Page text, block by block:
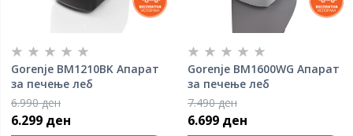
Gorenje BM1210BK Апарат
за печење леб
6.990 ден
6.299 ден
Gorenje BM1600WG Апарат
за печење леб
7.490 ден
6.699 ден